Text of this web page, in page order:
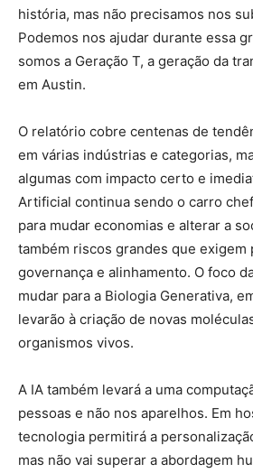
história, mas não precisamos nos
Podemos nos ajudar durante essa
somos a Geração T, a geração da
em Austin.
O relatório cobre centenas de
em várias indústrias e categorias,
algumas com impacto certo e
Artificial continua sendo o carro
para mudar economias e alterar a
também riscos grandes que exigem
governança e alinhamento. O foco
mudar para a Biologia Generativa,
levarão à criação de novas
organismos vivos.
A IA também levará a uma
pessoas e não nos aparelhos. Em
tecnologia permitirá a
mas não vai superar a abordagem